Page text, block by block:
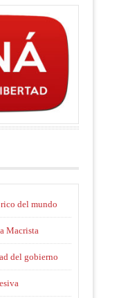
del mundo
Macrista
del gobierno